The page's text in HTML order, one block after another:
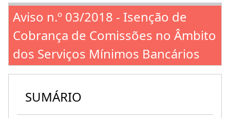
Aviso n.º 03/2018 - Isenção de
Cobrança de Comissões no Âmbito
dos Serviços Mínimos Bancários
SUMÁRIO